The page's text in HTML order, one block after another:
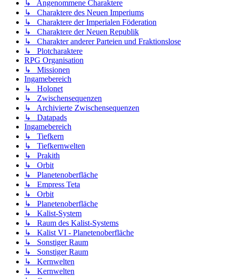
↳ Angenommene Charaktere
↳ Charaktere des Neuen Imperiums
↳ Charaktere der Imperialen Föderation
↳ Charaktere der Neuen Republik
↳ Charakter anderer Parteien und Fraktionslose
↳ Plotcharaktere
RPG Organisation
↳ Missionen
Ingamebereich
↳ Holonet
↳ Zwischensequenzen
↳ Archivierte Zwischensequenzen
↳ Datapads
Ingamebereich
↳ Tiefkern
↳ Tiefkernwelten
↳ Prakith
↳ Orbit
↳ Planetenoberfläche
↳ Empress Teta
↳ Orbit
↳ Planetenoberfläche
↳ Kalist-System
↳ Raum des Kalist-Systems
↳ Kalist VI - Planetenoberfläche
↳ Sonstiger Raum
↳ Sonstiger Raum
↳ Kernwelten
↳ Kernwelten